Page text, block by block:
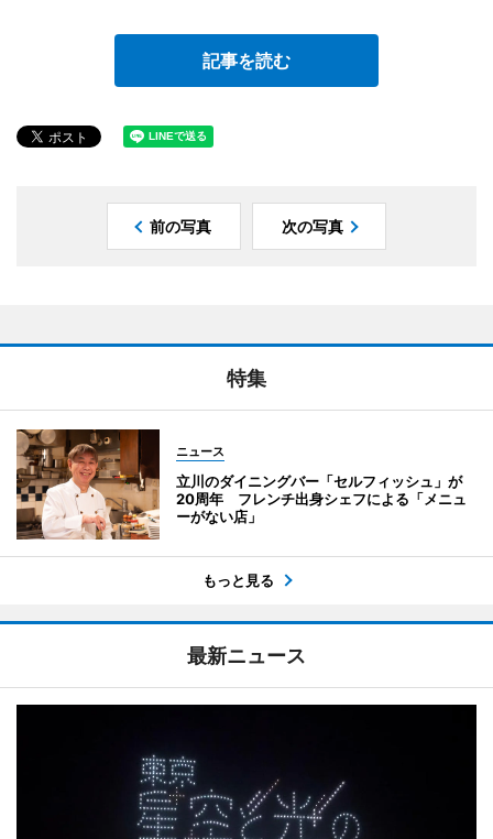
記事を読む
前の写真 次の写真
特集
ニュース
立川のダイニングバー「セルフィッシュ」が
20周年 フレンチ出身シェフによる「メニュ
ーがない店」
もっと見る
最新ニュース